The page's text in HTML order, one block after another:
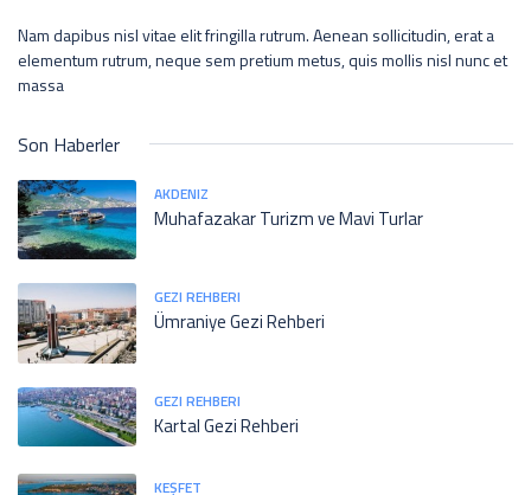
Nam dapibus nisl vitae elit fringilla rutrum. Aenean sollicitudin, erat a
elementum rutrum, neque sem pretium metus, quis mollis nisl nunc et
massa
Son Haberler
AKDENIZ
Muhafazakar Turizm ve Mavi Turlar
GEZI REHBERI
Ümraniye Gezi Rehberi
GEZI REHBERI
Kartal Gezi Rehberi
KEŞFET